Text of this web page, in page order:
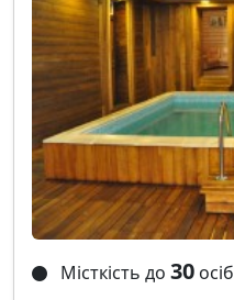
Місткість до 30 осіб